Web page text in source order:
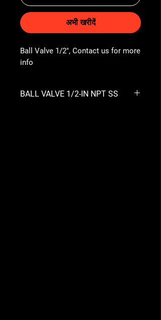
अभी खरीदें
Ball Valve 1/2", Contact us for more
info
BALL VALVE 1/2-IN NPT SS